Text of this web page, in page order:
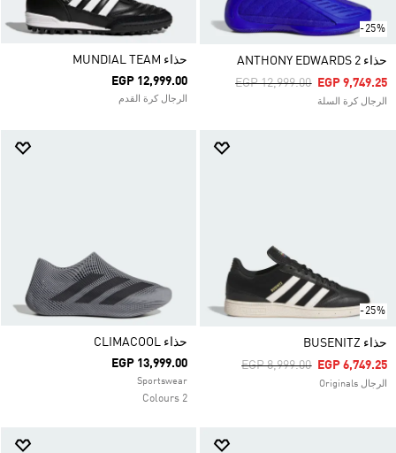
-25%
حذاء ANTHONY EDWARDS 2
Price Reduced From
EGP 12,999.00ToEGP 9,749.25
الرجال كرة السلة
حذاء MUNDIAL TEAM
EGP 12,999.00
الرجال كرة القدم
-25%
حذاء BUSENITZ
Price Reduced From
EGP 8,999.00ToEGP 6,749.25
الرجال Originals
حذاء CLIMACOOL
EGP 13,999.00
Sportswear
2 Colours